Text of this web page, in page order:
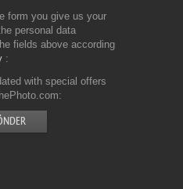
form you give us your
personal data
fields above according
with special offers